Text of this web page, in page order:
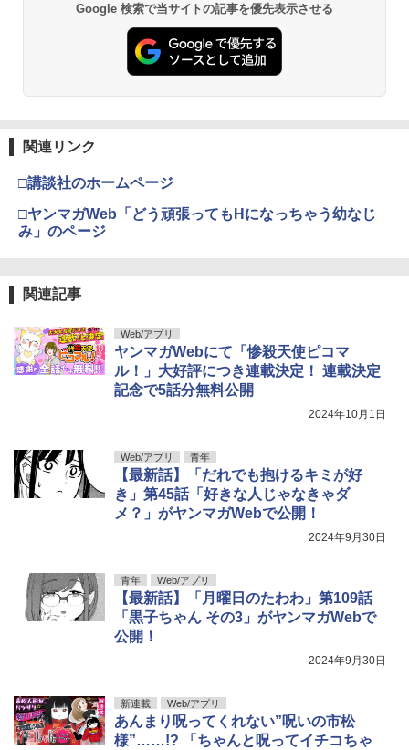
Google 検索で当サイトの記事を優先表示させる
関連リンク
□講談社のホームページ
□ヤンマガWeb「どう頑張ってもHになっちゃう幼なじ
み」のページ
関連記事
Web/アプリ
ヤンマガWebにて「惨殺天使ピコマ
ル！」大好評につき連載決定！ 連載決定
記念で5話分無料公開
2024年10月1日
Web/アプリ 青年
【最新話】「だれでも抱けるキミが好
き」第45話「好きな人じゃなきゃダ
メ？」がヤンマガWebで公開！
2024年9月30日
青年 Web/アプリ
【最新話】「月曜日のたわわ」第109話
「黒子ちゃん その3」がヤンマガWebで
公開！
2024年9月30日
新連載 Web/アプリ
あんまり呪ってくれない”呪いの市松
様”……!? 「ちゃんと呪ってイチコちゃ